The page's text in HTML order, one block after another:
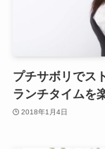
プチサボリでス
ランチタイムを
2018年1月4日